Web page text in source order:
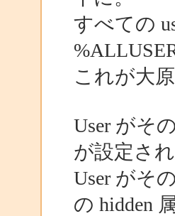
すべての
これが大
User がそ
が設定さ
User がそ
の hidden